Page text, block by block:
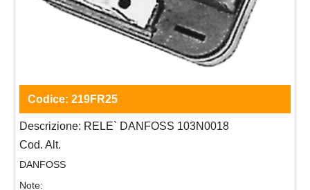
Codice: 219FR25
Descrizione: RELE` DANFOSS 103N0018
Cod. Alt.
DANFOSS
Note: